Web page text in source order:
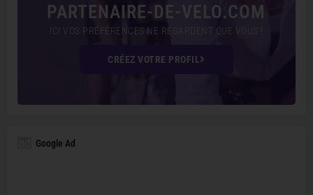
PARTENAIRE-DE-VELO.COM
ICI VOS PRÉFÉRENCES NE REGARDENT QUE VOUS !
CRÉEZ VOTRE PROFIL
Google Ad